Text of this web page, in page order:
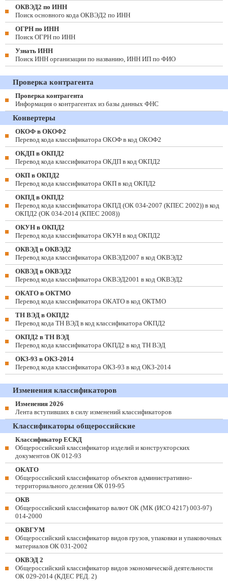
ОКВЭД2 по ИНН
Поиск основного кода ОКВЭД2 по ИНН
ОГРН по ИНН
Поиск ОГРН по ИНН
Узнать ИНН
Поиск ИНН организации по названию, ИНН ИП по ФИО
Проверка контрагента
Проверка контрагента
Информация о контрагентах из базы данных ФНС
Конвертеры
ОКОФ в ОКОФ2
Перевод кода классификатора ОКОФ в код ОКОФ2
ОКДП в ОКПД2
Перевод кода классификатора ОКДП в код ОКПД2
ОКП в ОКПД2
Перевод кода классификатора ОКП в код ОКПД2
ОКПД в ОКПД2
Перевод кода классификатора ОКПД (ОК 034-2007 (КПЕС 2002)) в код
ОКПД2 (ОК 034-2014 (КПЕС 2008))
ОКУН в ОКПД2
Перевод кода классификатора ОКУН в код ОКПД2
ОКВЭД в ОКВЭД2
Перевод кода классификатора ОКВЭД2007 в код ОКВЭД2
ОКВЭД в ОКВЭД2
Перевод кода классификатора ОКВЭД2001 в код ОКВЭД2
ОКАТО в ОКТМО
Перевод кода классификатора ОКАТО в код ОКТМО
ТН ВЭД в ОКПД2
Перевод кода ТН ВЭД в код классификатора ОКПД2
ОКПД2 в ТН ВЭД
Перевод кода классификатора ОКПД2 в код ТН ВЭД
ОКЗ-93 в ОКЗ-2014
Перевод кода классификатора ОКЗ-93 в код ОКЗ-2014
Изменения классификаторов
Изменения 2026
Лента вступивших в силу изменений классификаторов
Классификаторы общероссийские
Классификатор ЕСКД
Общероссийский классификатор изделий и конструкторских
документов ОК 012-93
ОКАТО
Общероссийский классификатор объектов административно-
территориального деления ОК 019-95
ОКВ
Общероссийский классификатор валют ОК (МК (ИСО 4217) 003-97)
014-2000
ОКВГУМ
Общероссийский классификатор видов грузов, упаковки и упаковочных
материалов ОК 031-2002
ОКВЭД 2
Общероссийский классификатор видов экономической деятельности
ОК 029-2014 (КДЕС РЕД. 2)